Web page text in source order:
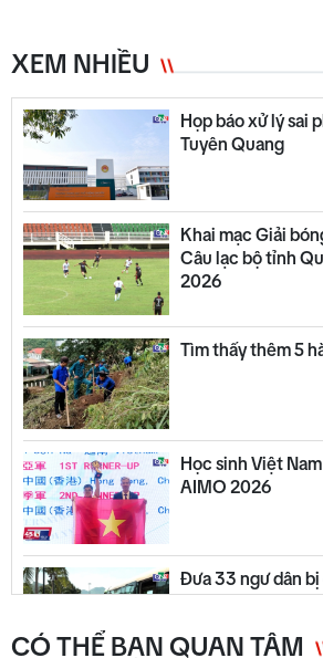
XEM NHIỀU
Họp báo xử lý sai
Tuyên Quang
Khai mạc Giải
Câu lạc bộ tỉnh
2026
Tìm thấy thêm 5
Học sinh Việt
AIMO 2026
Đưa 33 ngư dân
địa phương
CÓ THỂ BẠN QUAN TÂM